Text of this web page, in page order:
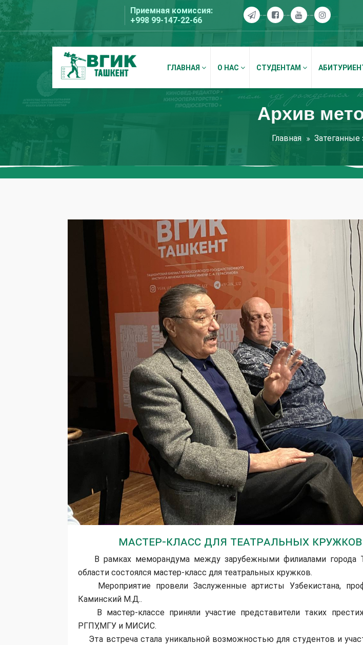
Перейти
к
содержимому
Приемная комиссия:
+998 99-147-22-66
ВГИК Ташкент
ГЛАВНАЯ О НАС СТУДЕНТАМ
Архив
Главная
Мастер-класс для театральных
В рамках меморандума между зарубежными филиалами города
области состоялся мастер-класс для театральных кружков.
Мероприятие провели Заслуженные артисты Узбекистана,
Каминский М.Д..
В мастер-классе приняли участие представители таких
РГПУ,МГУ и МИСИС.
Эта встреча стала уникальной возможностью для студентов и